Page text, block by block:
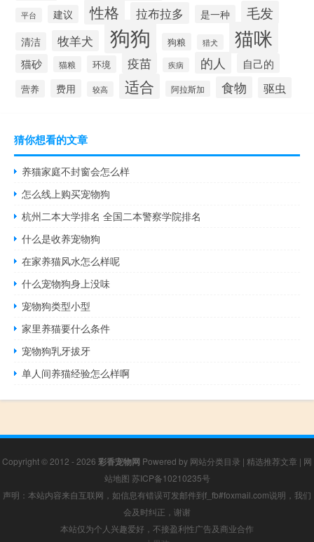
平台 建议 性格 拉布拉多 是一种 毛发
清洁 牧羊犬 狗狗 狗粮 猎犬 猫咪
猫砂 猫粮 环境 疫苗 疾病 的人 自己的
营养 费用 较高 适合 阿拉斯加 食物 驱虫
猜你想看的文章
养猫家庭不封窗会怎么样
怎么线上购买宠物狗
杭州二本大学排名 全国二本警察学院排名
什么是收养宠物狗
在家养猫风水怎么样呢
什么宠物狗身上没味
宠物狗类型小型
家里养猫要什么条件
宠物狗乳牙拔牙
单人间养猫经验怎么样啊
Copyright © 2012 - 2026 彩香宠物网 Powered by 网站分类目录 | 精选推荐文章 | 网
站地图 苏ICP备10210235号
声明：本站内容来自互联网，如信息有错误可发邮件到f_fb#foxmail.com说明，我们
会及时纠正，谢谢
本站仅为个人兴趣爱好，不接盈利性广告及商业合作